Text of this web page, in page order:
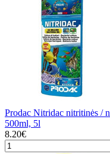
Prodac Nitridac nitritinės /
500ml, 5l
8.20€